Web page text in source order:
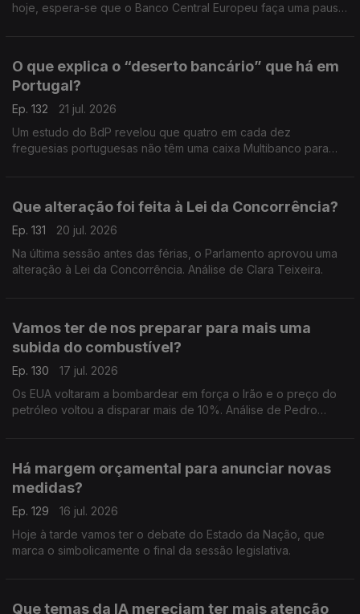
hoje, espera-se que o Banco Central Europeu faça uma pausa
O que explica o “deserto bancário” que há em
Portugal?
Ep. 132
21 jul. 2026
Um estudo do BdP revelou que quatro em cada dez
freguesias portuguesas não têm uma caixa Multibanco para
Que alteração foi feita à Lei da Concorrência?
Ep. 131
20 jul. 2026
Na última sessão antes das férias, o Parlamento aprovou uma
alteração à Lei da Concorrência. Análise de Clara Teixeira.
Vamos ter de nos preparar para mais uma
subida do combustível?
Ep. 130
17 jul. 2026
Os EUA voltaram a bombardear em força o Irão e o preço do
petróleo voltou a disparar mais de 10%. Análise de Pedro
Há margem orçamental para anunciar novas
medidas?
Ep. 129
16 jul. 2026
Hoje à tarde vamos ter o debate do Estado da Nação, que
marca o simbolicamente o final da sessão legislativa.
Que temas da IA mereciam ter mais atenção